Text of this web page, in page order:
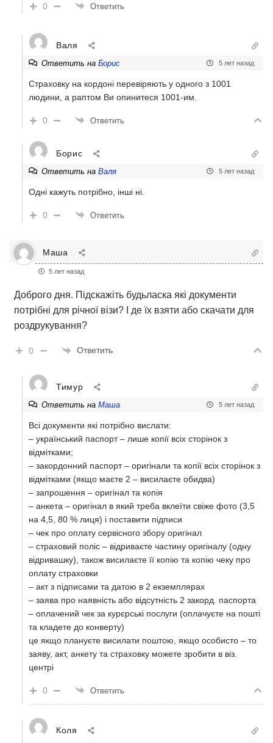
0 Ответить
Валя
Ответить на Борис 5 лет назад
Страховку на кордоні перевіряють у одного з 1001
людини, а раптом Ви опинитеся 1001-им.
0 Ответить
Борис
Ответить на Валя 5 лет назад
Одні кажуть потрібно, інші ні.
0 Ответить
Маша
5 лет назад
Доброго дня. Підскажіть будьласка які документи
потрібні для річної візи? І де їх взяти або скачати для
роздрукування?
0 Ответить
Тимур
Ответить на Маша 5 лет назад
Всі документи які потрібно вислати:
– український паспорт – лише копії всіх сторінок з
відмітками;
– закордонний паспорт – оригінали та копії всіх сторінок з
відмітками (якщо маєте 2 – висилаєте обидва)
– запрошення – оригінал та копія
– анкета – оригінал в який треба вклеїти свіже фото (3,5
на 4,5, 80 % лиця) і поставити підписи
– чек про оплату сервісного збору оригінал
– страховий поліс – відриваєте частину оригіналу (одну
відривашку), також висилаєте її копію та копію чеку про
оплату страховки
– акт з підписами та датою в 2 екземплярах
– заява про наявність або відсутність 2 закорд. паспорта
– оплачений чек за курєрські послуги (оплачуєте на пошті
та кладете до конверту)
це якщо плануєте висилати поштою, якщо особисто – то
заяву, акт, анкету та страховку можете зробити в віз.
центрі
0 Ответить
Коля